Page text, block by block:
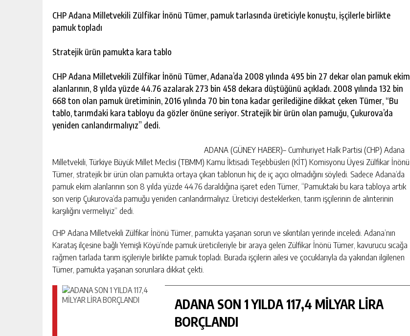
CHP Adana Milletvekili Zülfikar İnönü Tümer, pamuk tarlasında üreticiyle konuştu, işçilerle birlikte
pamuk topladı
Stratejik ürün pamukta kara tablo
CHP Adana Milletvekili Zülfikar İnönü Tümer, Adana’da 2008 yılında 495 bin 27 dekar olan pamuk ekim
alanlarının, 8 yılda yüzde 44.76 azalarak 273 bin 458 dekara düştüğünü açıkladı. 2008 yılında 132 bin
668 ton olan pamuk üretiminin, 2016 yılında 70 bin tona kadar gerilediğine dikkat çeken Tümer, “Bu
tablo, tarımdaki kara tabloyu da gözler önüne seriyor. Stratejik bir ürün olan pamuğu, Çukurova’da
yeniden canlandırmalıyız” dedi.
ADANA (GÜNEY HABER)– Cumhuriyet Halk Partisi (CHP) Adana
Milletvekili, Türkiye Büyük Millet Meclisi (TBMM) Kamu İktisadi Teşebbüsleri (KİT) Komisyonu Üyesi Zülfikar İnönü
Tümer, stratejik bir ürün olan pamukta ortaya çıkan tablonun hiç de iç açıcı olmadığını söyledi. Sadece Adana’da
pamuk ekim alanlarının son 8 yılda yüzde 44.76 daraldığına işaret eden Tümer, “Pamuktaki bu kara tabloya artık
son verip Çukurova’da pamuğu yeniden canlandırmalıyız. Üreticiyi desteklerken, tarım işçilerinin de alınterinin
karşılığını vermeliyiz” dedi.
CHP Adana Milletvekili Zülfikar İnönü Tümer, pamukta yaşanan sorun ve sıkıntıları yerinde inceledi. Adana’nın
Karataş ilçesine bağlı Yemişli Köyü’nde pamuk üreticileriyle bir araya gelen Zülfikar İnönü Tümer, kavurucu sıcağa
rağmen tarlada tarım işçileriyle birlikte pamuk topladı. Burada işçilerin ailesi ve çocuklarıyla da yakından ilgilenen
Tümer, pamukta yaşanan sorunlara dikkat çekti.
ADANA SON 1 YILDA 117,4 MİLYAR LİRA
BORÇLANDI